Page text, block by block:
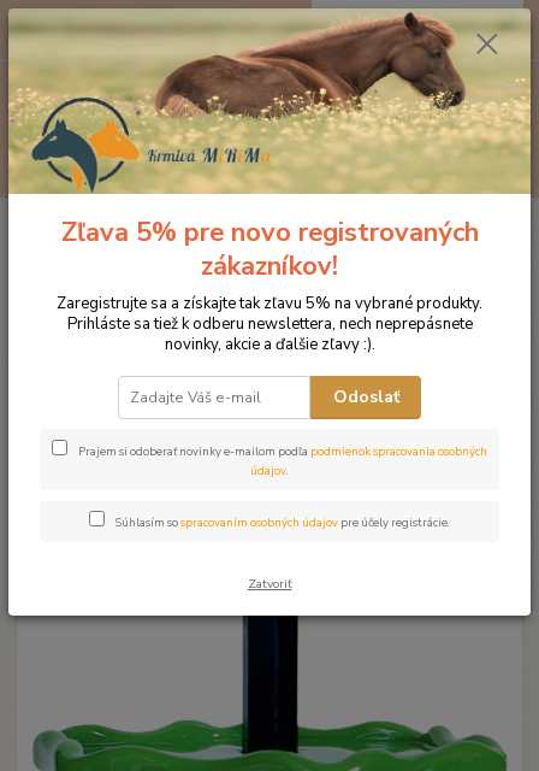
Menu
0ks
za0 €
Minerálne lizy pre hospodárske zvieratá
Držiak na Konské lízatko
Lolly Lick, kus
Držiak na Konské lízatko Lolly
Lick, kus
Zľava 5% pre novo registrovaných
zákazníkov!
Zaregistrujte sa a získajte tak zľavu 5% na vybrané produkty.
Prihláste sa tiež k odberu newslettera, nech neprepásnete
novinky, akcie a ďalšie zľavy :).
Odoslať
Prajem si odoberať novinky e-mailom podľa podmienok spracovania osobných
údajov.
Súhlasím sospracovaním osobných údajov pre účely registrácie.
Zatvoriť